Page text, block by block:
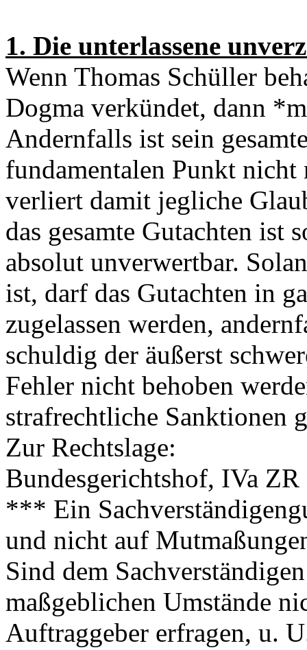
1. Die unterlassene
Wenn Thomas Schüller
Dogma verkündet, dann
Andernfalls ist sein
fundamentalen Punkt
verliert damit jegliche
das gesamte Gutachten
absolut unverwertbar.
ist, darf das Gutachten in
zugelassen werden,
schuldig der äußerst
Fehler nicht behoben
strafrechtliche Sanktionen
Zur Rechtslage:
Bundesgerichtshof, IVa
*** Ein
und nicht auf
Sind dem
maßgeblichen Umstände
Auftraggeber erfragen, u.